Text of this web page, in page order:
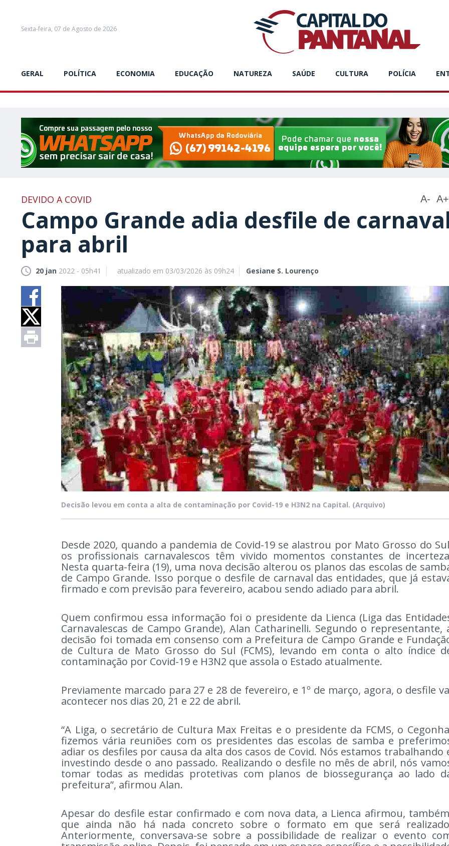
Sexta-feira, 07 de Agosto de 2026
GERAL POLÍTICA ECONOMIA EDUCAÇÃO NATUREZA SAÚDE CULTURA POLÍCIA
DEVIDO A COVID A- A+
Campo Grande adia desfile de
para abril
20 jan 2022 - 05h41 atualizado em 03/03/2026 às 09h24 Gesiane S. Lourenço
Decisão levou em conta a alta de contaminação por Covid-19 e H3N2 na Capital. (Arquivo)
Desde 2020, quando a pandemia de Covid-19 se alastrou por Mato Grosso do
os profissionais carnavalescos têm vivido momentos constantes de
Nesta quarta-feira (19), uma nova decisão alterou os planos das escolas de
de Campo Grande. Isso porque o desfile de carnaval das entidades, que já
firmado e com previsão para fevereiro, acabou sendo adiado para abril.
Quem confirmou essa informação foi o presidente da Lienca (Liga das
Carnavalescas de Campo Grande), Alan Catharinelli. Segundo o representante,
decisão foi tomada em consenso com a Prefeitura de Campo Grande e
de Cultura de Mato Grosso do Sul (FCMS), levando em conta o alto índice
contaminação por Covid-19 e H3N2 que assola o Estado atualmente.
Previamente marcado para 27 e 28 de fevereiro, e 1º de março, agora, o desfile
acontecer nos dias 20, 21 e 22 de abril.
“A Liga, o secretário de Cultura Max Freitas e o presidente da FCMS, o
fizemos vária reuniões com os presidentes das escolas de samba e
adiar os desfiles por causa da alta dos casos de Covid. Nós estamos trabalhando
investindo desde o ano passado. Realizando o desfile no mês de abril, nós
tomar todas as medidas protetivas com planos de biossegurança ao lado
prefeitura”, afirmou Alan.
Apesar do desfile estar confirmado e com nova data, a Lienca afirmou,
que ainda não há nada concreto sobre o formato em que será
Anteriormente, conversava-se sobre a possibilidade de realizar o evento